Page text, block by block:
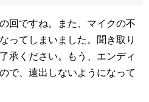
回ですね。また、マイクの不
ってしまいました。聞き取り
承ください。もう、エンディ
で、遠出しないようになって